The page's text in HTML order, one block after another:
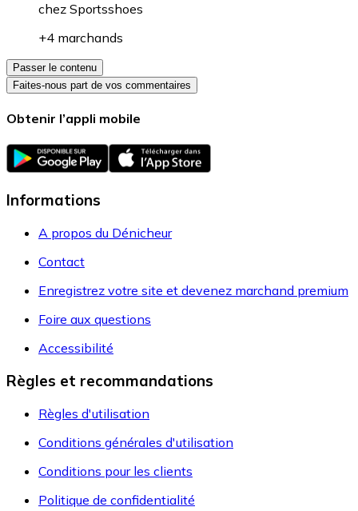
chez Sportsshoes
+4 marchands
Passer le contenu
Faites-nous part de vos commentaires
Obtenir l’appli mobile
Informations
A propos du Dénicheur
Contact
Enregistrez votre site et devenez marchand premium
Foire aux questions
Accessibilité
Règles et recommandations
Règles d'utilisation
Conditions générales d'utilisation
Conditions pour les clients
Politique de confidentialité